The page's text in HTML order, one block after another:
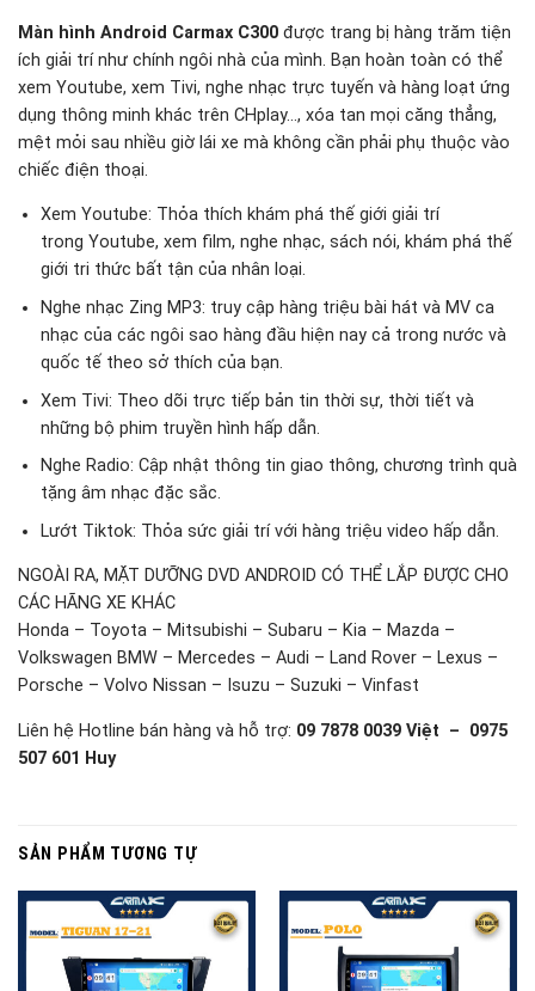
Màn hình Android Carmax C300 được trang bị hàng trăm tiện
ích giải trí như chính ngôi nhà của mình. Bạn hoàn toàn có thể
xem Youtube, xem Tivi, nghe nhạc trực tuyến và hàng loạt ứng
dụng thông minh khác trên CHplay…, xóa tan mọi căng thẳng,
mệt mỏi sau nhiều giờ lái xe mà không cần phải phụ thuộc vào
chiếc điện thoại.
Xem Youtube: Thỏa thích khám phá thế giới giải trí
trong Youtube, xem film, nghe nhạc, sách nói, khám phá thế
giới tri thức bất tận của nhân loại.
Nghe nhạc Zing MP3: truy cập hàng triệu bài hát và MV ca
nhạc của các ngôi sao hàng đầu hiện nay cả trong nước và
quốc tế theo sở thích của bạn.
Xem Tivi: Theo dõi trực tiếp bản tin thời sự, thời tiết và
những bộ phim truyền hình hấp dẫn.
Nghe Radio: Cập nhật thông tin giao thông, chương trình quà
tặng âm nhạc đặc sắc.
Lướt Tiktok: Thỏa sức giải trí với hàng triệu video hấp dẫn.
NGOÀI RA, MẶT DƯỠNG DVD ANDROID CÓ THỂ LẮP ĐƯỢC CHO
CÁC HÃNG XE KHÁC
Honda – Toyota – Mitsubishi – Subaru – Kia – Mazda –
Volkswagen BMW – Mercedes – Audi – Land Rover – Lexus –
Porsche – Volvo Nissan – Isuzu – Suzuki – Vinfast
Liên hệ Hotline bán hàng và hỗ trợ: 09 7878 0039 Việt – 0975
507 601 Huy
SẢN PHẨM TƯƠNG TỰ